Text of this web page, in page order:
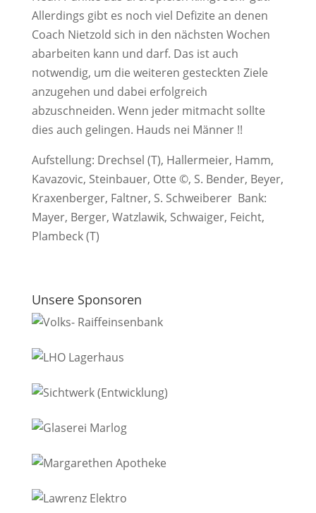
Allerdings gibt es noch viel Defizite an denen
Coach Nietzold sich in den nächsten Wochen
abarbeiten kann und darf. Das ist auch
notwendig, um die weiteren gesteckten Ziele
anzugehen und dabei erfolgreich
abzuschneiden. Wenn jeder mitmacht sollte
dies auch gelingen. Hauds nei Männer !!
Aufstellung: Drechsel (T), Hallermeier, Hamm,
Kavazovic, Steinbauer, Otte ©, S. Bender, Beyer,
Kraxenberger, Faltner, S. Schweiberer Bank:
Mayer, Berger, Watzlawik, Schwaiger, Feicht,
Plambeck (T)
Unsere Sponsoren